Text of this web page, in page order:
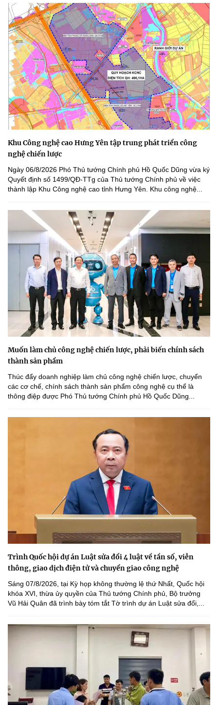
Khu Công nghệ cao Hưng Yên tập trung phát triển công
nghệ chiến lược
Ngày 06/8/2026 Phó Thủ tướng Chính phủ Hồ Quốc Dũng vừa ký
Quyết định số 1499/QĐ-TTg của Thủ tướng Chính phủ về việc
thành lập Khu Công nghệ cao tỉnh Hưng Yên. Khu công nghệ...
Muốn làm chủ công nghệ chiến lược, phải biến chính sách
thành sản phẩm
Thúc đẩy doanh nghiệp làm chủ công nghệ chiến lược, chuyển
các cơ chế, chính sách thành sản phẩm công nghệ cụ thể là
thông điệp được Phó Thủ tướng Chính phủ Hồ Quốc Dũng...
Trình Quốc hội dự án Luật sửa đổi 4 luật về tần số, viễn
thông, giao dịch điện tử và chuyển giao công nghệ
Sáng 07/8/2026, tại Kỳ họp không thường lệ thứ Nhất, Quốc hội
khóa XVI, thừa ủy quyền của Thủ tướng Chính phủ, Bộ trưởng
Vũ Hải Quân đã trình bày tóm tắt Tờ trình dự án Luật sửa đổi,...